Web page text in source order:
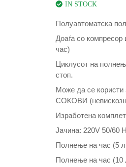
IN STOCK
Полуавтоматска
Доаѓа со
час)
Циклусот на
стоп.
Може да се користи
СОКОВИ
Изработена
Јачина: 220V 50/60
Полнење на час (5
Полнење на час (10